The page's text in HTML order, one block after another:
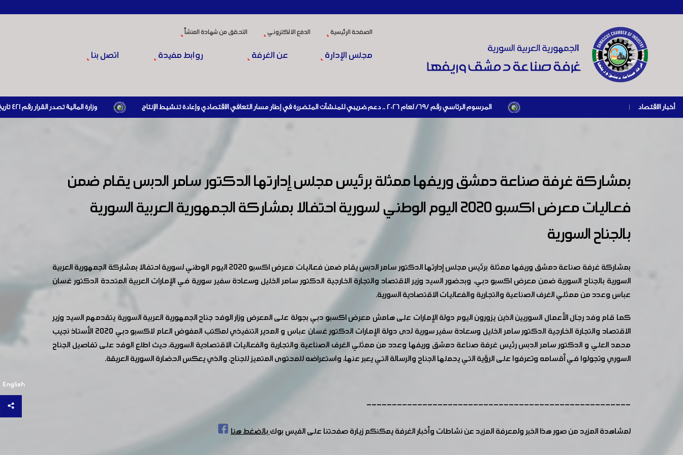
الصفحة الرئيسية الدفع الالكتروني التحقق من شهادة المنشأ
مجلس الإدارة عن الغرفة روابط مفيدة اتصل بنا
أخبار الاقتصاد | المرسوم الرئاسي رقم /69/ لعام 2026 .. دعم ضريبي للمنشآت المتضررة في إطار مسار التعافي الاقتصادي وإعادة تنشيط الإنتاج وزارة المالية تصدر القرار رقم 421 تاريخ 24/3/2026 المتضمن الزام المستوردين بإبراز براءة ذمة مالية سارية صادرة عن الهيئة العامة للضرائب والرسوم أو مديرياتها عند القيام بعمليات الاستيراد
English
بمشاركة غرفة صناعة دمشق وريفها ممثلة برئيس مجلس إدارتها الدكتور سامر الدبس يقام ضمن
فعاليات معرض اكسبو ٢٠٢٠ اليوم الوطني لسورية احتفالا بمشاركة الجمهورية العربية السورية
بالجناح السورية
بمشاركة غرفة صناعة دمشق وريفها ممثلة برئيس مجلس إدارتها الدكتور سامر الدبس يقام ضمن فعاليات معرض اكسبو ٢٠٢٠ اليوم الوطني لسورية احتفالا بمشاركة الجمهورية العربية
السورية بالجناح السورية ضمن معرض اكسبو دبي، وبحضور السيد وزير الاقتصاد والتجارة الخارجية الدكتور سامر الخليل وسعادة سفير سورية في الإمارات العربية المتحدة الدكتور غسان
عباس وعدد من ممثلي الغرف الصناعية والتجارية والفعاليات الاقتصادية السورية.
كما قام وفد رجال الأعمال السوريين الذين يزورون اليوم دولة الإمارات على هامش معرض اكسبو دبي بجولة على المعرض وزار الوفد جناح الجمهورية العربية السورية يتقدمهم السيد وزير
الاقتصاد والتجارة الخارجية الدكتور سامر الخليل وسعادة سفير سورية لدى دولة الإمارات الدكتور غسان عباس و المدير التنفيذي لمكتب المفوض العام لاكسبو دبي 2020 الأستاذ نجيب
محمد العلي و الدكتور سامر الدبس رئيس غرفة صناعة دمشق وريفها وعدد من ممثلي الغرف الصناعية والتجارية والفعاليات الاقتصادية السورية، حيث اطلع الوفد على تفاصيل الجناح
السوري وتجولوا في أقسامه وتعرفوا على الرؤية التي يحملها الجناح والرسالة التي يعبر عنها، واستعراضه للمحتوى المتميز للجناح، والذي يعكس الحضارة السورية العريقة.
----------------------------------------------------
لمشاهدة المزيد من صور هذا الخبر ولمعرفة المزيد عن نشاطات وأخبار الغرفة يمكنكم زيارة صفحتنا على الفيس بوكبالضغط هنا